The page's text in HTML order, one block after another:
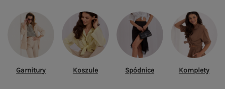
Garnitury Koszule Spódnice Komplety